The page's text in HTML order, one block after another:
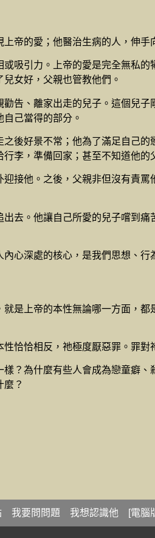
帝的愛；他醫治生病的人，伸手
吸引力。上帝的愛是完全無私
女好，父親也管教他們。
告、離家出走的兒子。這個兒
己當得的部分。
後好景不常；他為了滿足自己
李，準備回家；甚至不知道他的
接他。之後，父親非但沒有責
去。他讓自己所愛的兒子嚐到
心深處的核心，是我們思想、行
是上帝的本性無論哪一方面，
恰恰相反，祂極度厭惡罪。罪對
？為什麼有些人會成為戀童癖
麼？
我要問問題 我想認識他 [電腦